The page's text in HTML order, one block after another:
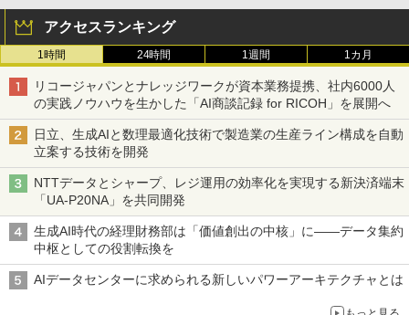
アクセスランキング
1時間 24時間 1週間 1カ月
リコージャパンとナレッジワークが資本業務提携、社内6000人
の実践ノウハウを生かした「AI商談記録 for RICOH」を展開へ
日立、生成AIと数理最適化技術で製造業の生産ライン構成を自動
立案する技術を開発
NTTデータとシャープ、レジ運用の効率化を実現する新決済端末
「UA-P20NA」を共同開発
生成AI時代の経理財務部は「価値創出の中核」に――データ集約
中枢としての役割転換を
AIデータセンターに求められる新しいパワーアーキテクチャとは